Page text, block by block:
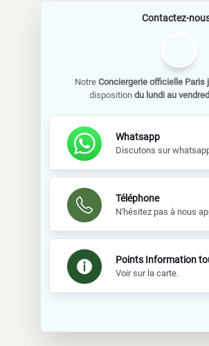
Contactez-
Notre Conciergerie officielle Paris
disposition du lundi au
Whatsapp
Discutons sur
Téléphone
N'hésitez pas à nous
Points Information
Voir sur la carte.